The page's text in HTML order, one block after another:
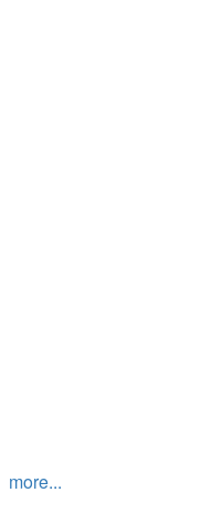
more...